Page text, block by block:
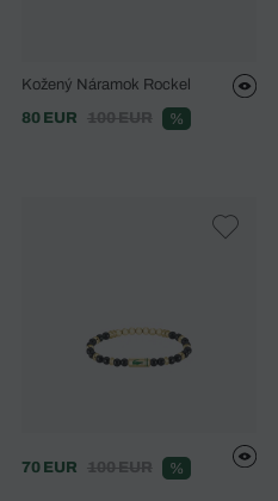
Kožený Náramok Rockel
80 EUR
100 EUR %
70 EUR 100 EUR %